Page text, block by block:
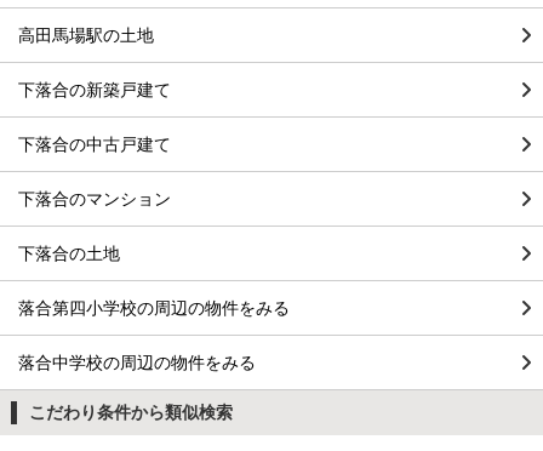
高田馬場駅の土地
下落合の新築戸建て
下落合の中古戸建て
下落合のマンション
下落合の土地
落合第四小学校の周辺の物件をみる
落合中学校の周辺の物件をみる
こだわり条件から類似検索